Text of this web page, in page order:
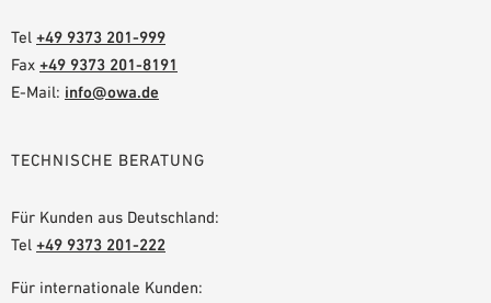
Tel +49 9373 201-999
Fax +49 9373 201-8191
E-Mail: info@owa.de
TECHNISCHE BERATUNG
Für Kunden aus Deutschland:
Tel +49 9373 201-222
Für internationale Kunden: